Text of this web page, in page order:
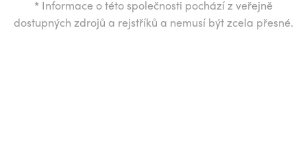
* Informace o této společnosti pochází z veřejně
dostupných zdrojů a rejstříků a nemusí být zcela přesné.